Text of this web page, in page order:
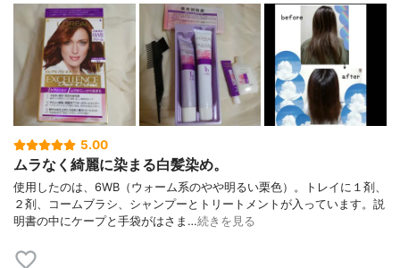
5.00
ムラなく綺麗に染まる白髪染め。
使用したのは、6WB（ウォーム系のやや明るい栗色）。トレイに１剤、
２剤、コームブラシ、シャンプーとトリートメントが入っています。説
明書の中にケープと手袋がはさま…続きを見る